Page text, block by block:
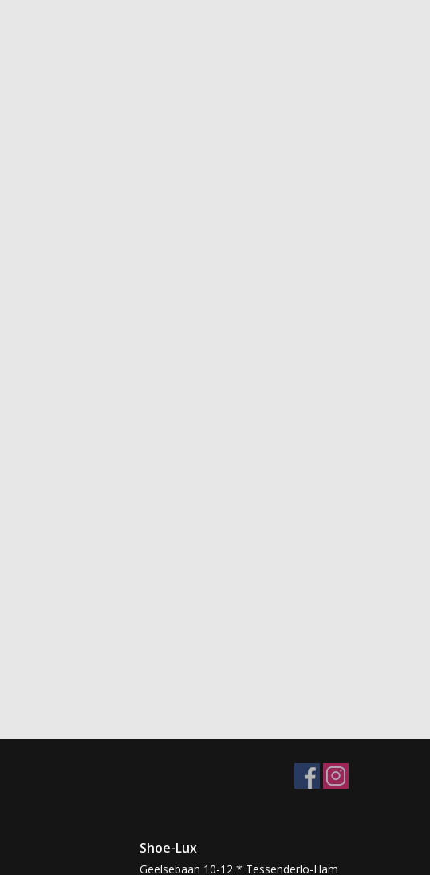
Shoe-Lux
Geelsebaan 10-12 * Tessenderlo-Ham